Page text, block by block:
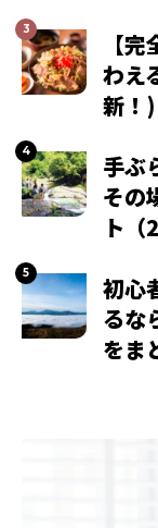
【
わえ
新！)
手ぶ
その
ト（
初心
るな
をま